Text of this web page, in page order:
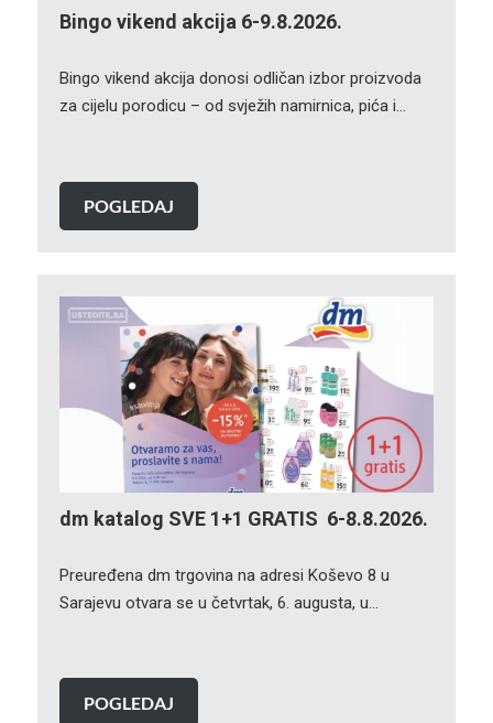
Bingo vikend akcija 6-9.8.2026.
Bingo vikend akcija donosi odličan izbor proizvoda
za cijelu porodicu – od svježih namirnica, pića i…
POGLEDAJ
dm katalog SVE 1+1 GRATIS 6-8.8.2026.
Preuređena dm trgovina na adresi Koševo 8 u
Sarajevu otvara se u četvrtak, 6. augusta, u…
POGLEDAJ